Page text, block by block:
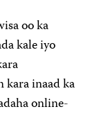
oo ka
kale iyo
kara inaad ka
online-